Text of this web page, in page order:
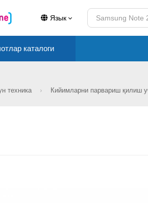
Язык
каталоги
техника Кийимларни парвариш қилиш